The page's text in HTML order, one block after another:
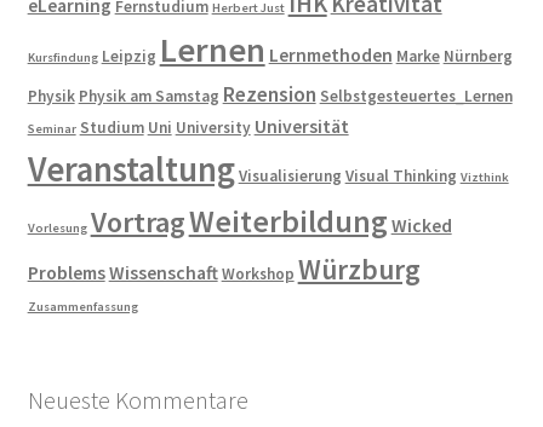
eLearning Fernstudium Herbert Just
Kursfindung Leipzig Lernen Lernmethoden Marke Nürnberg
Physik Physik am Samstag Rezension Selbstgesteuertes_Lernen
Seminar Studium Uni University Universität
VeranstaltungVisualisierung Visual Thinking Vizthink
Vorlesung VortragWeiterbildung Wicked
ProblemsWissenschaftWorkshop Würzburg
Zusammenfassung
Neueste Kommentare